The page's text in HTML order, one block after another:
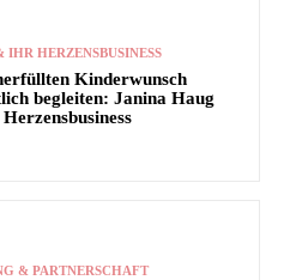
IHR HERZENSBUSINESS
Kinderwunsch
begleiten: Janina Haug
& PARTNERSCHAFT